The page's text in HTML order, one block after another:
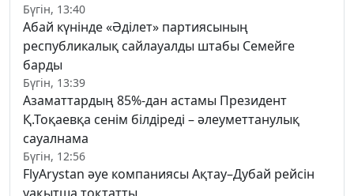
Бүгін, 13:40
Абай күнінде «Әділет» партиясының
республикалық сайлауалды штабы Семейге
барды
Бүгін, 13:39
Азаматтардың 85%-дан астамы Президент
Қ.Тоқаевқа сенім білдіреді – әлеуметтанулық
сауалнама
Бүгін, 12:56
FlyArystan әуе компаниясы Ақтау–Дубай рейсін